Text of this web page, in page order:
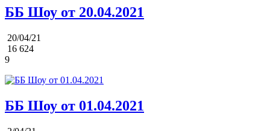
ББ Шоу от 20.04.2021
20/04/21
16 624
9
ББ Шоу от 01.04.2021